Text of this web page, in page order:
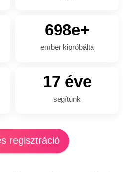
698e+
ember kipróbálta
17 éve
segítünk
regisztráció